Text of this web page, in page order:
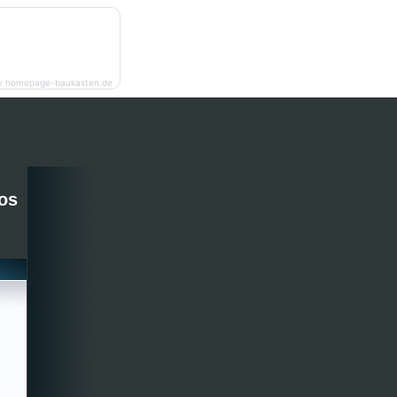
homepage-baukasten.de